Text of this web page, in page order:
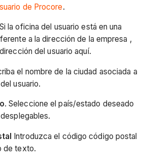
de Procore.
la oficina del usuario está en una
a la dirección de la empresa ,
del usuario aquí.
el nombre de la ciudad asociada a
usuario.
. Seleccione el país/estado deseado
Introduzca el código código postal
de texto.